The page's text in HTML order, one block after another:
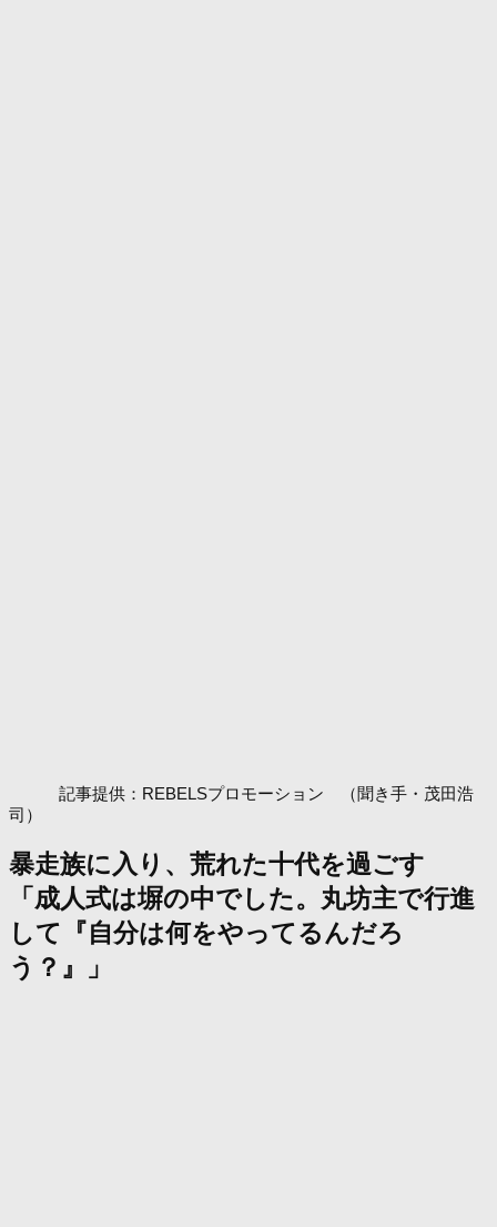
記事提供：REBELSプロモーション （聞き手・茂田浩
司）
暴走族に入り、荒れた十代を過ごす
「成人式は塀の中でした。丸坊主で行進
して『自分は何をやってるんだろ
う？』」